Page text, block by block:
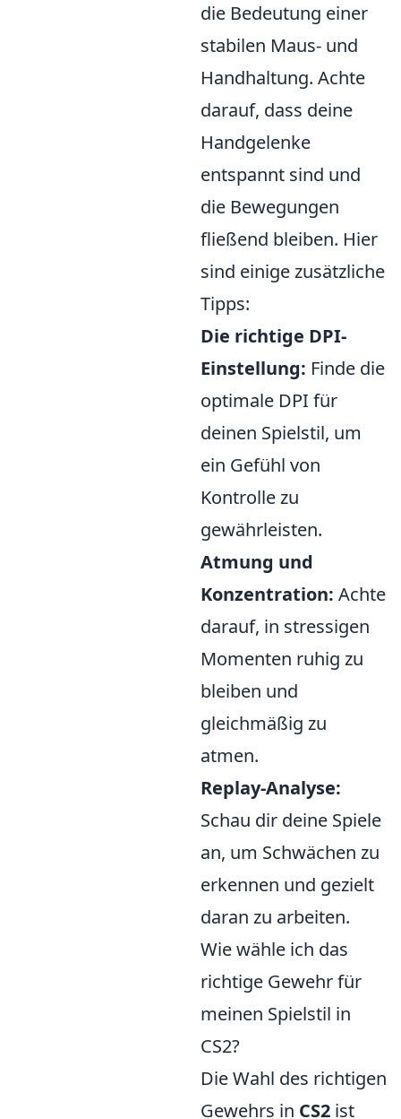
die Bedeutung einer
stabilen Maus- und
Handhaltung. Achte
darauf, dass deine
Handgelenke
entspannt sind und
die Bewegungen
fließend bleiben. Hier
sind einige zusätzliche
Tipps:
Die richtige DPI-
Einstellung: Finde die
optimale DPI für
deinen Spielstil, um
ein Gefühl von
Kontrolle zu
gewährleisten.
Atmung und
Konzentration: Achte
darauf, in stressigen
Momenten ruhig zu
bleiben und
gleichmäßig zu
atmen.
Replay-Analyse:
Schau dir deine Spiele
an, um Schwächen zu
erkennen und gezielt
daran zu arbeiten.
Wie wähle ich das
richtige Gewehr für
meinen Spielstil in
CS2?
Die Wahl des richtigen
Gewehrs in CS2 ist